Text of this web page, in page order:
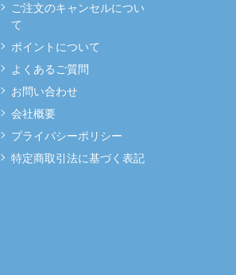
ご注文のキャンセルについ
て
ポイントについて
よくあるご質問
お問い合わせ
会社概要
プライバシーポリシー
特定商取引法に基づく表記